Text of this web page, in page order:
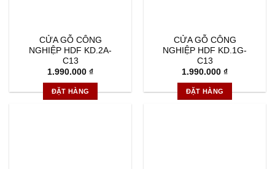
CỬA GỖ CÔNG
NGHIỆP HDF KD.2A-
C13
1.990.000 ₫
ĐẶT HÀNG
CỬA GỖ CÔNG
NGHIỆP HDF KD.1G-
C13
1.990.000 ₫
ĐẶT HÀNG